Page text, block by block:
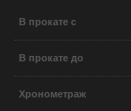
В прокате с
В прокате до
Хронометраж